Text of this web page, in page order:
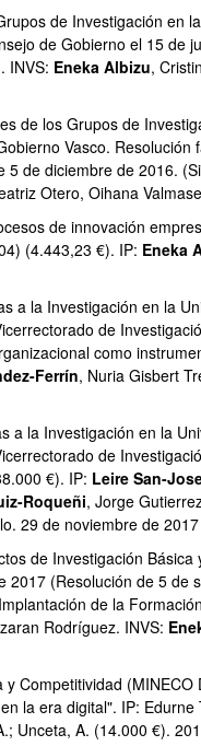
de Investigación en
de Gobierno el 15 de
INVS: Eneka Albizu,
de los Grupos de
Vasco.
de diciembre de 2016.
Otero, Oihana
de innovación
(4.443,23 €). IP: Eneka
a la Investigación en la
de
como
Ferrín, Nuria Gisbert
a la Investigación en la
de
€). IP: Leire San-
Roqueñi, Jorge
29 de noviembre de
de Investigación
(Resolución de 5 de
de la
Rodríguez. INVS:
Competitividad
la era digital". IP:
Unceta, A. (14.000 €).